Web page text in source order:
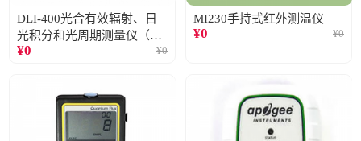
DLI-400光合有效辐射、日
光积分和光周期测量仪（仅
阳光）
¥0 ¥0
MI230手持式红外测温仪
¥0 ¥0